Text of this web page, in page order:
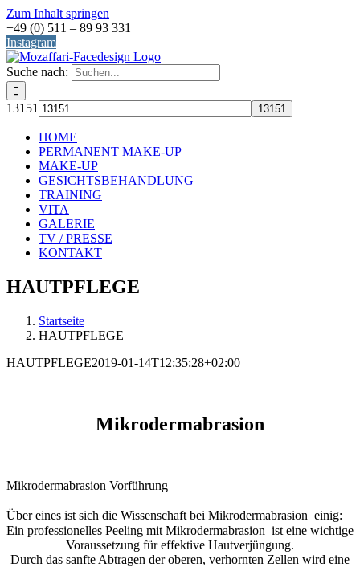
Zum Inhalt springen
+49 (0) 511 – 89 93 331
Instagram
Suche nach:
13151
HOME
PERMANENT MAKE-UP
MAKE-UP
GESICHTSBEHANDLUNG
TRAINING
VITA
GALERIE
TV / PRESSE
KONTAKT
HAUTPFLEGE
Startseite
HAUTPFLEGE
HAUTPFLEGE2019-01-14T12:35:28+02:00
Mikrodermabrasion
Mikrodermabrasion Vorführung
Über eines ist sich die Wissenschaft bei Mikrodermabrasion einig:
Ein professionelles Peeling mit Mikrodermabrasion ist eine wichtige
Voraussetzung für effektive Hautverjüngung.
Durch das sanfte Abtragen der oberen, verhornten Zellen wird eine